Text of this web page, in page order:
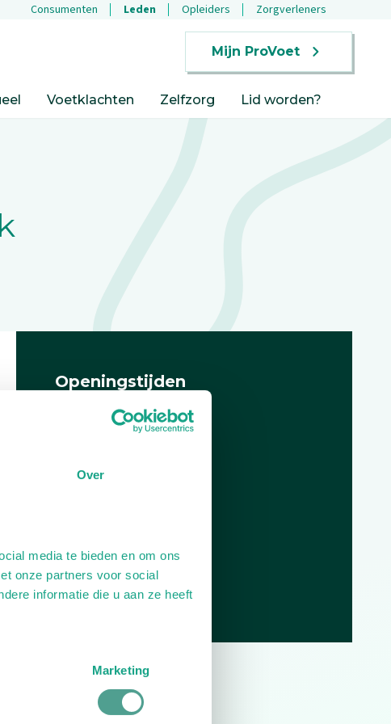
Over
media te bieden en om ons
onze partners voor social
informatie die u aan ze heeft
Marketing
Consumenten Leden Opleiders Zorgverleners
Mijn ProVoet
Voetklachten Zelfzorg Lid worden?
Openingstijden
reviews 10.0